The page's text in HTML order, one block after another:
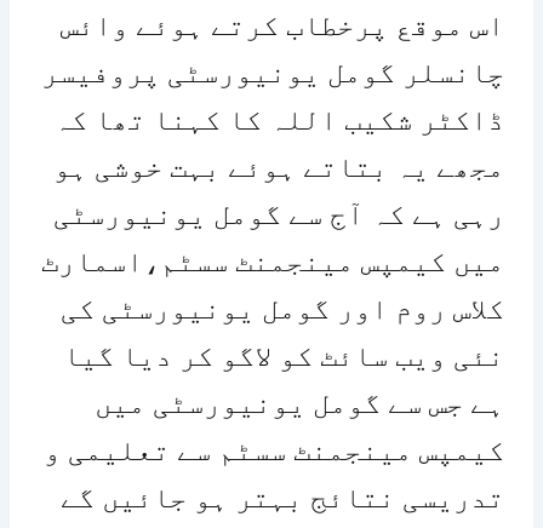
اس موقع پرخطاب کرتے ہوئے وائس
چانسلر گومل یونیورسٹی پروفیسر
ڈاکٹر شکیب اللہ کا کہنا تھا کہ
مجھے یہ بتاتے ہوئے بہت خوشی ہو
رہی ہے کہ آج سے گومل یونیورسٹی
میں کیمپس مینجمنٹ سسٹم،اسمارٹ
کلاس روم اور گومل یونیورسٹی کی
نئی ویب سائٹ کو لاگو کر دیا گیا
ہے جس سے گومل یونیورسٹی میں
کیمپس مینجمنٹ سسٹم سے تعلیمی و
تدریسی نتائج بہتر ہو جائیں گے